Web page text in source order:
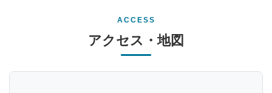
ACCESS
アクセス・地図